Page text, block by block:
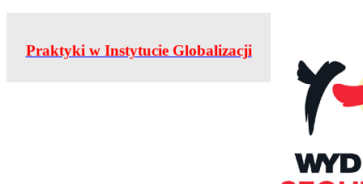
Praktyki w Instytucie Globalizacji